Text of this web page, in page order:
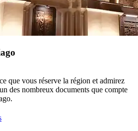
que vous réserve la région et admirez
des nombreux documents que compte